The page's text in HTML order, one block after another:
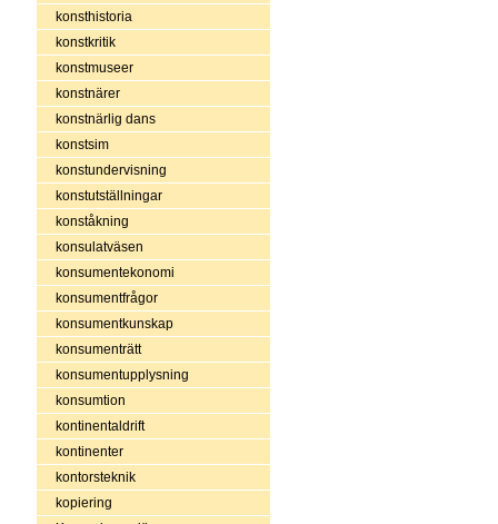
konsthistoria
konstkritik
konstmuseer
konstnärer
konstnärlig dans
konstsim
konstundervisning
konstutställningar
konståkning
konsulatväsen
konsumentekonomi
konsumentfrågor
konsumentkunskap
konsumenträtt
konsumentupplysning
konsumtion
kontinentaldrift
kontinenter
kontorsteknik
kopiering